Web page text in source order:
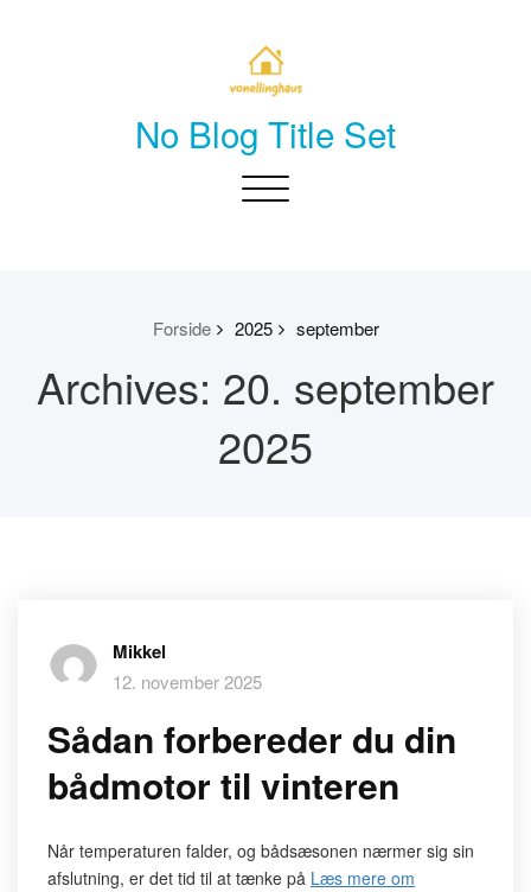
No Blog Title Set
Toggle
Forside 2025 september
Archives: 20. september
2025
Mikkel
12. november 2025
Sådan forbereder du din
bådmotor til vinteren
Når temperaturen falder, og bådsæsonen nærmer sig sin
afslutning, er det tid til at tænke på Læs mere om